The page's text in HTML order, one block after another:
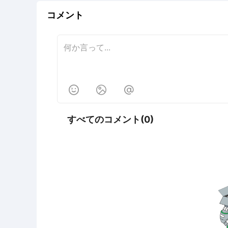
コメント
  
すべてのコメント(0)